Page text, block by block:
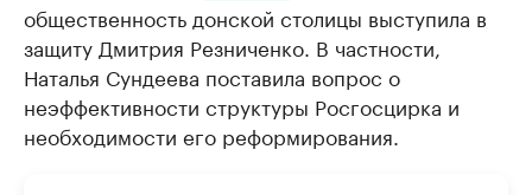
общественность донской столицы выступила в
защиту Дмитрия Резниченко. В частности,
Наталья Сундеева поставила вопрос о
неэффективности структуры Росгосцирка и
необходимости его реформирования.